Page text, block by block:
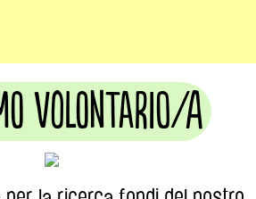
volontario/a